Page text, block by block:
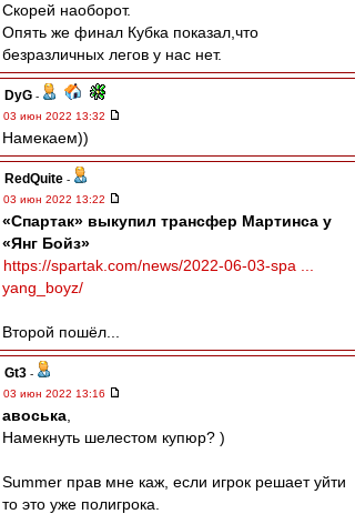
Скорей наоборот.
Опять же финал Кубка показал,что
безразличных легов у нас нет.
DyG -
03 июн 2022 13:32
Намекаем))
RedQuite -
03 июн 2022 13:22
«Спартак» выкупил трансфер Мартинса у
«Янг Бойз»
https://spartak.com/news/2022-06-03-spa ...
yang_boyz/
Второй пошёл...
Gt3 -
03 июн 2022 13:16
авоська
Намекнуть шелестом купюр? )
Summer прав мне каж, если игрок решает уйти
то это уже полигрока.